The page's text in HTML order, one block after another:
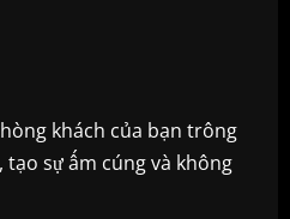
khách của bạn trông
sự ấm cúng và không